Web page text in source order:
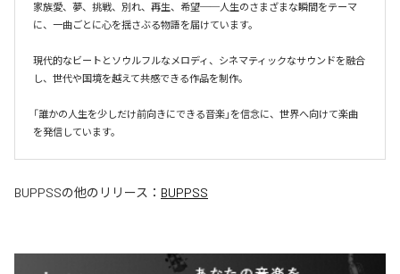
家族愛、夢、挑戦、別れ、再生、希望──人生のさまざまな瞬間をテーマ
に、一曲ごとに心を揺さぶる物語を届けています。
現代的なビートとソウルフルなメロディ、シネマティックなサウンドを融合
し、世代や国境を越えて共感できる作品を制作。
「誰かの人生を少しだけ前向きにできる音楽」を信念に、世界へ向けて楽曲
を発信しています。
BUPPSSの他のリリース： BUPPSS